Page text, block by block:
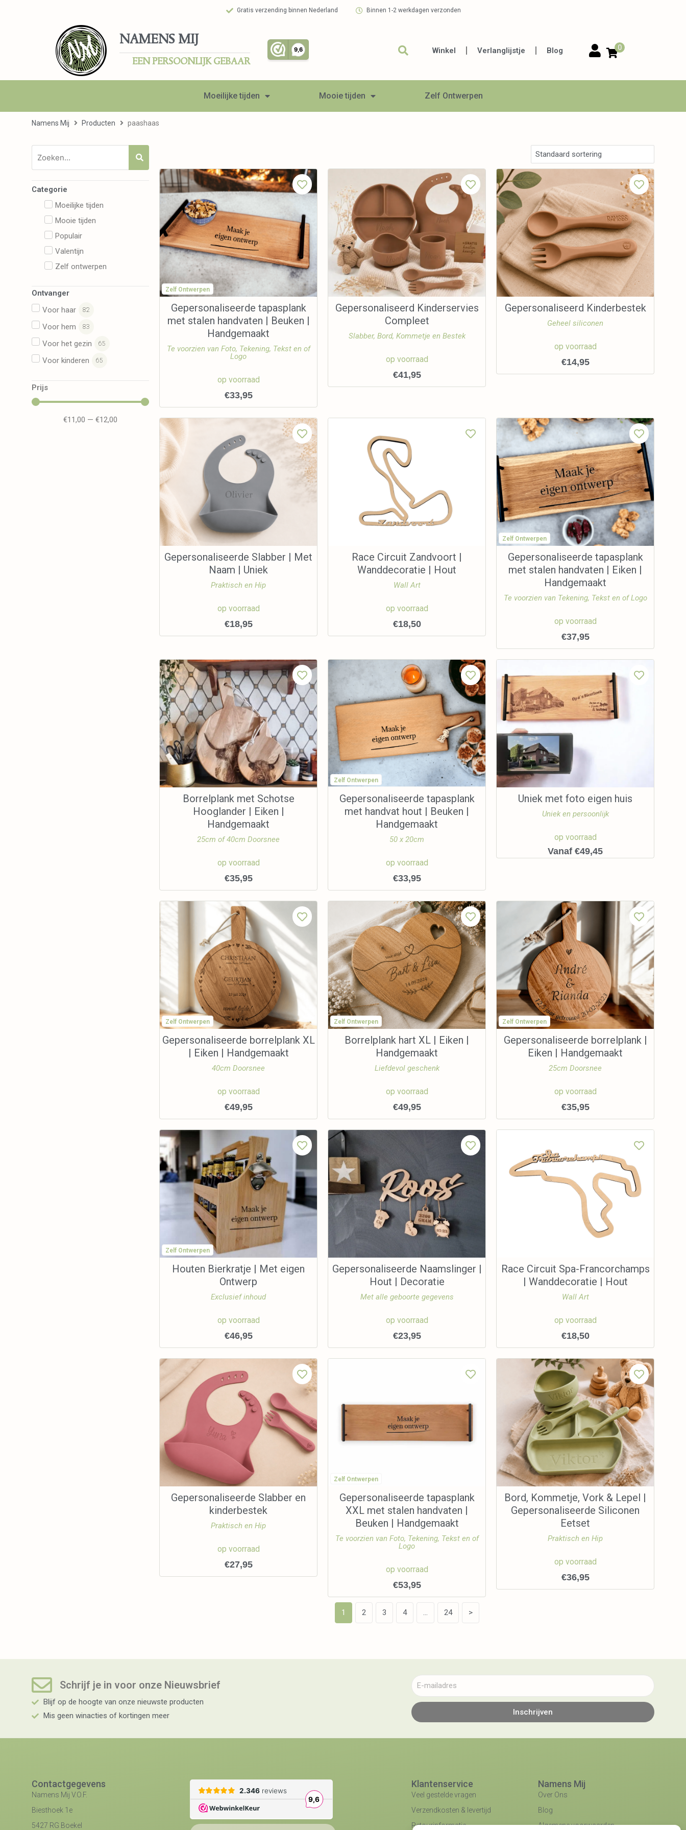
Gratis verzending binnen Nederland Binnen 1-2 werkdagen verzonden
NAMENS MIJ
EEN PERSOONLIJK GEBAAR
Winkel Verlanglijstje Blog 0
Moeilijke tijden Mooie tijden Zelf Ontwerpen
Namens Mij Producten paashaas
Categorie
Moeilijke tijden
Mooie tijden
Populair
Valentijn
Zelf ontwerpen
Ontvanger
Voor haar
82
Voor hem 83
Voor het gezin 65
Voor kinderen 65
Prijs
€11,00 —€12,00
Zelf Ontwerpen
Gepersonaliseerde tapasplank
met stalen handvaten | Beuken |
Handgemaakt
Te voorzien van Foto, Tekening, Tekst en of
Logo
op voorraad
€33,95
Gepersonaliseerd Kinderservies
Compleet
Slabber, Bord, Kommetje en Bestek
op voorraad
€41,95
Gepersonaliseerd Kinderbestek
Geheel siliconen
op voorraad
€14,95
Gepersonaliseerde Slabber | Met
Naam | Uniek
Praktisch en Hip
op voorraad
€18,95
Race Circuit Zandvoort |
Wanddecoratie | Hout
Wall Art
op voorraad
€18,50
Zelf Ontwerpen
Gepersonaliseerde tapasplank
met stalen handvaten | Eiken |
Handgemaakt
Te voorzien van Tekening, Tekst en of Logo
op voorraad
€37,95
Borrelplank met Schotse
Hooglander | Eiken |
Handgemaakt
25cm of 40cm Doorsnee
op voorraad
€35,95
Zelf Ontwerpen
Gepersonaliseerde tapasplank
met handvat hout | Beuken |
Handgemaakt
50 x 20cm
op voorraad
€33,95
Uniek met foto eigen huis
Uniek en persoonlijk
op voorraad
Vanaf €49,45
Zelf Ontwerpen
Gepersonaliseerde borrelplank XL
| Eiken | Handgemaakt
40cm Doorsnee
op voorraad
€49,95
Zelf Ontwerpen
Borrelplank hart XL | Eiken |
Handgemaakt
Liefdevol geschenk
op voorraad
€49,95
Zelf Ontwerpen
Gepersonaliseerde borrelplank |
Eiken | Handgemaakt
25cm Doorsnee
op voorraad
€35,95
Zelf Ontwerpen
Houten Bierkratje | Met eigen
Ontwerp
Exclusief inhoud
op voorraad
€46,95
Gepersonaliseerde Naamslinger |
Hout | Decoratie
Met alle geboorte gegevens
op voorraad
€23,95
Race Circuit Spa-Francorchamps
| Wanddecoratie | Hout
Wall Art
op voorraad
€18,50
Gepersonaliseerde Slabber en
kinderbestek
Praktisch en Hip
op voorraad
€27,95
Zelf Ontwerpen
Gepersonaliseerde tapasplank
XXL met stalen handvaten |
Beuken | Handgemaakt
Te voorzien van Foto, Tekening, Tekst en of
Logo
op voorraad
€53,95
Bord, Kommetje, Vork & Lepel |
Gepersonaliseerde Siliconen
Eetset
Praktisch en Hip
op voorraad
€36,95
1 2 3 4 … 24 >
Schrijf je in voor onze Nieuwsbrief​
Blijf op de hoogte van onze nieuwste producten
Mis geen winacties of kortingen meer
Inschrijven
Contactgegevens
Namens Mij V.O.F.
Biesthoek 1e
5427 RG Boekel
Klantenservice
Veel gestelde vragen
Verzendkosten & levertijd
Retourinformatie
Namens Mij
Over Ons
Blog
Algemene voorwaarden